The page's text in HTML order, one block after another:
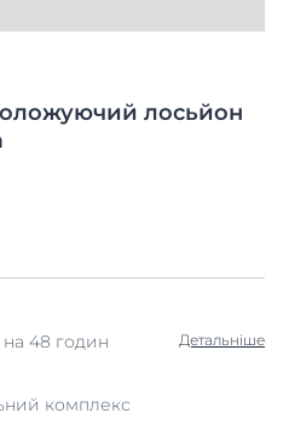
лосьйон
48 годин
комплекс
Детальніше